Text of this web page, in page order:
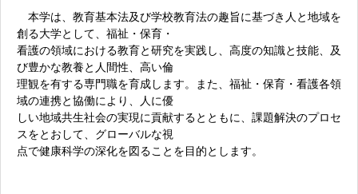
本学は、教育基本法及び学校教育法の趣旨に基づき人と地域を
創る大学として、福祉・保育・
看護の領域における教育と研究を実践し、高度の知識と技能、及
び豊かな教養と人間性、高い倫
理観を有する専門職を育成します。また、福祉・保育・看護各領
域の連携と協働により、人に優
しい地域共生社会の実現に貢献するとともに、課題解決のプロセ
スをとおして、グローバルな視
点で健康科学の深化を図ることを目的とします。